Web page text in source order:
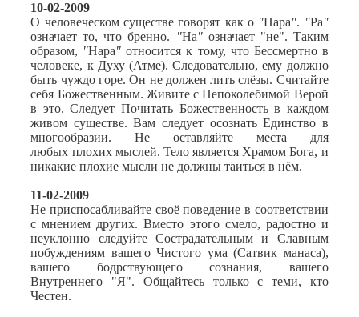
10-02-2009
О человеческом существе говорят как о "Нара". "Ра"
означает то, что бренно.
"На"означает "не". Таким
образом, "Нара" относится к тому, что Бессмертно в
человеке, к Духу (Атме). Следовательно, ему должно
быть чуждо горе. Он не должен лить слёзы. Считайте
себя Божественным. Живите с Непоколебимой Верой
в это. Следует Почитать Божественность в каждом
живом существе. Вам следует осознать Единство в
многообразии. Не оставляйте места для
любых плохих мыслей. Тело является Храмом Бога, и
никакие плохие мысли не должны таиться в нём.
11-02-2009
Не приспосабливайте своё поведение в соответствии
с мнением других. Вместо этого смело, радостно и
неуклонно следуйте Сострадательным и Славным
побуждениям вашего Чистого ума (Сатвик манаса),
вашего бодрствующего сознания, вашего
Внутреннего "Я". Общайтесь только с теми, кто
Честен.